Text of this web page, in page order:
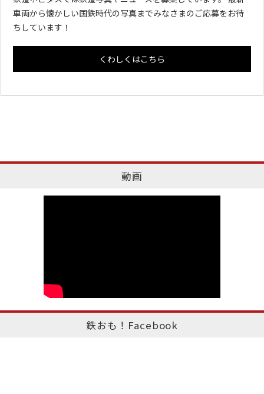
車両から懐かしい国鉄時代の写真までみなさまのご応募をお待
ちしています！
くわしくはこちら
動画
鉄おも！Facebook